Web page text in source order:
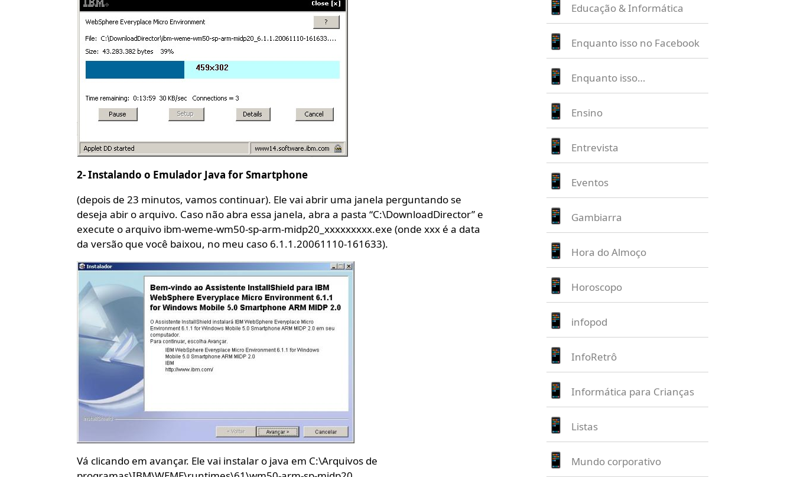
2- Instalando o Emulador Java for Smartphone
(depois de 23 minutos, vamos continuar). Ele vai abrir uma janela perguntando se
deseja abir o arquivo. Caso não abra essa janela, abra a pasta “C:\DownloadDirector” e
execute o arquivo ibm-weme-wm50-sp-arm-midp20_xxxxxxxxx.exe (onde xxx é a data
da versão que você baixou, no meu caso 6.1.1.20061110-161633).
Vá clicando em avançar. Ele vai instalar o java em C:\Arquivos de
Educação & Informática
Enquanto isso no Facebook
Enquanto isso…
Ensino
Entrevista
Eventos
Gambiarra
Hora do Almoço
Horoscopo
infopod
InfoRetrô
Informática para Crianças
Listas
Mundo corporativo